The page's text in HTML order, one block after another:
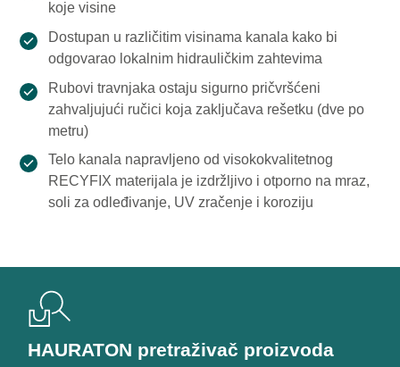
koje visine
Dostupan u različitim visinama kanala kako bi
odgovarao lokalnim hidrauličkim zahtevima
Rubovi travnjaka ostaju sigurno pričvršćeni
zahvaljujući ručici koja zaključava rešetku (dve po
metru)
Telo kanala napravljeno od visokokvalitetnog
RECYFIX materijala je izdržljivo i otporno na mraz,
soli za odleđivanje, UV zračenje i koroziju
HAURATON pretraživač proizvoda